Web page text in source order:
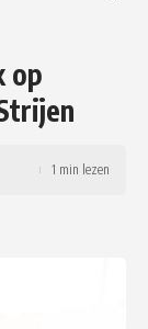
op
1 min lezen